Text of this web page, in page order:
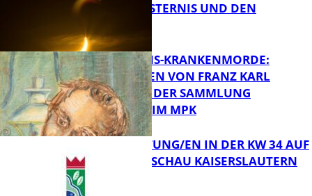
Bildung
SONNENFINSTERNIS UND DEN
PERSEIDEN
OPFER DER NS-KRANKENMORDE:
ZEICHNUNGEN VON FRANZ KARL
BÜHLER AUS DER SAMMLUNG
PRINZHORN IM MPK
VERANSTALTUNG/EN IN DER KW 34 AUF
DER GARTENSCHAU KAISERSLAUTERN